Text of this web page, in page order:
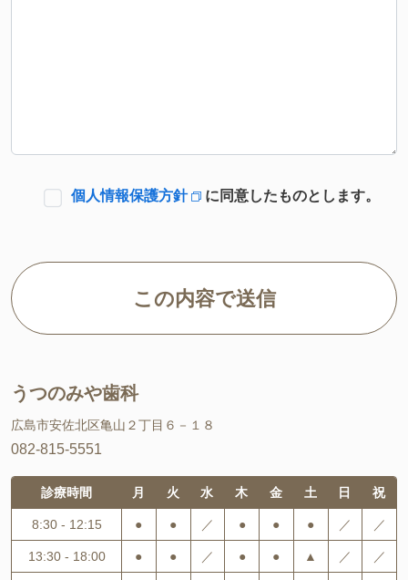
個人情報保護方針 に同意したものとします。
うつのみや歯科
広島市安佐北区亀山２丁目６－１８
082-815-5551
診療時間 月 火 水 木 金 土 日 祝
8:30 - 12:15 ● ● ／ ● ● ● ／ ／
13:30 - 18:00 ● ● ／ ● ● ▲ ／ ／